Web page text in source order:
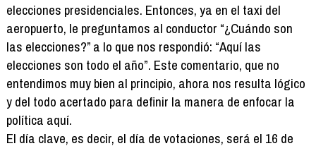
elecciones presidenciales. Entonces, ya en el taxi del
aeropuerto, le preguntamos al conductor “¿Cuándo son
las elecciones?” a lo que nos respondió: “Aquí las
elecciones son todo el año”. Este comentario, que no
entendimos muy bien al principio, ahora nos resulta lógico
y del todo acertado para definir la manera de enfocar la
política aquí.
El día clave, es decir, el día de votaciones, será el 16 de